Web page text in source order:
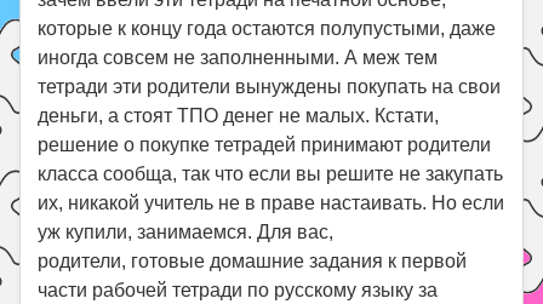
которые к концу года остаются полупустыми, даже
иногда совсем не заполненными. А меж тем
тетради эти родители вынуждены покупать на свои
деньги, а стоят ТПО денег не малых. Кстати,
решение о покупке тетрадей принимают родители
класса сообща, так что если вы решите не закупать
их, никакой учитель не в праве настаивать. Но если
уж купили, занимаемся. Для вас,
родители, готовые домашние задания к первой
части рабочей тетради по русскому языку за